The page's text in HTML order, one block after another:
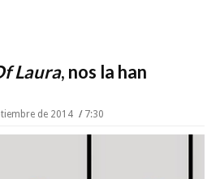
Laura, nos la han
de 2014 7:30